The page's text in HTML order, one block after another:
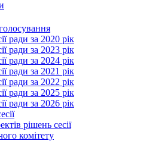
ради за 2020 рік
ради за 2023 рік
ради за 2024 рік
ради за 2021 рік
ради за 2022 рік
ради за 2025 рік
ради за 2026 рік
рішень сесії
комітету